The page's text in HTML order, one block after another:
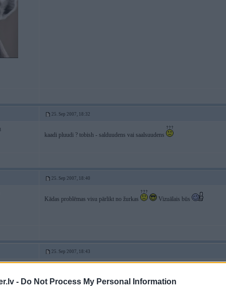
- Do Not Process My Personal Information
25. Sep 2007, 18:32
kaadi pluudi ? tobish - salduudens vai saalsuudens
25. Sep 2007, 18:40
Kādas problēmas visu pārlikt no žurkas Vizuālais būs
25. Sep 2007, 18:43
2007-09-25 18:35, Shiirs rakstīja: